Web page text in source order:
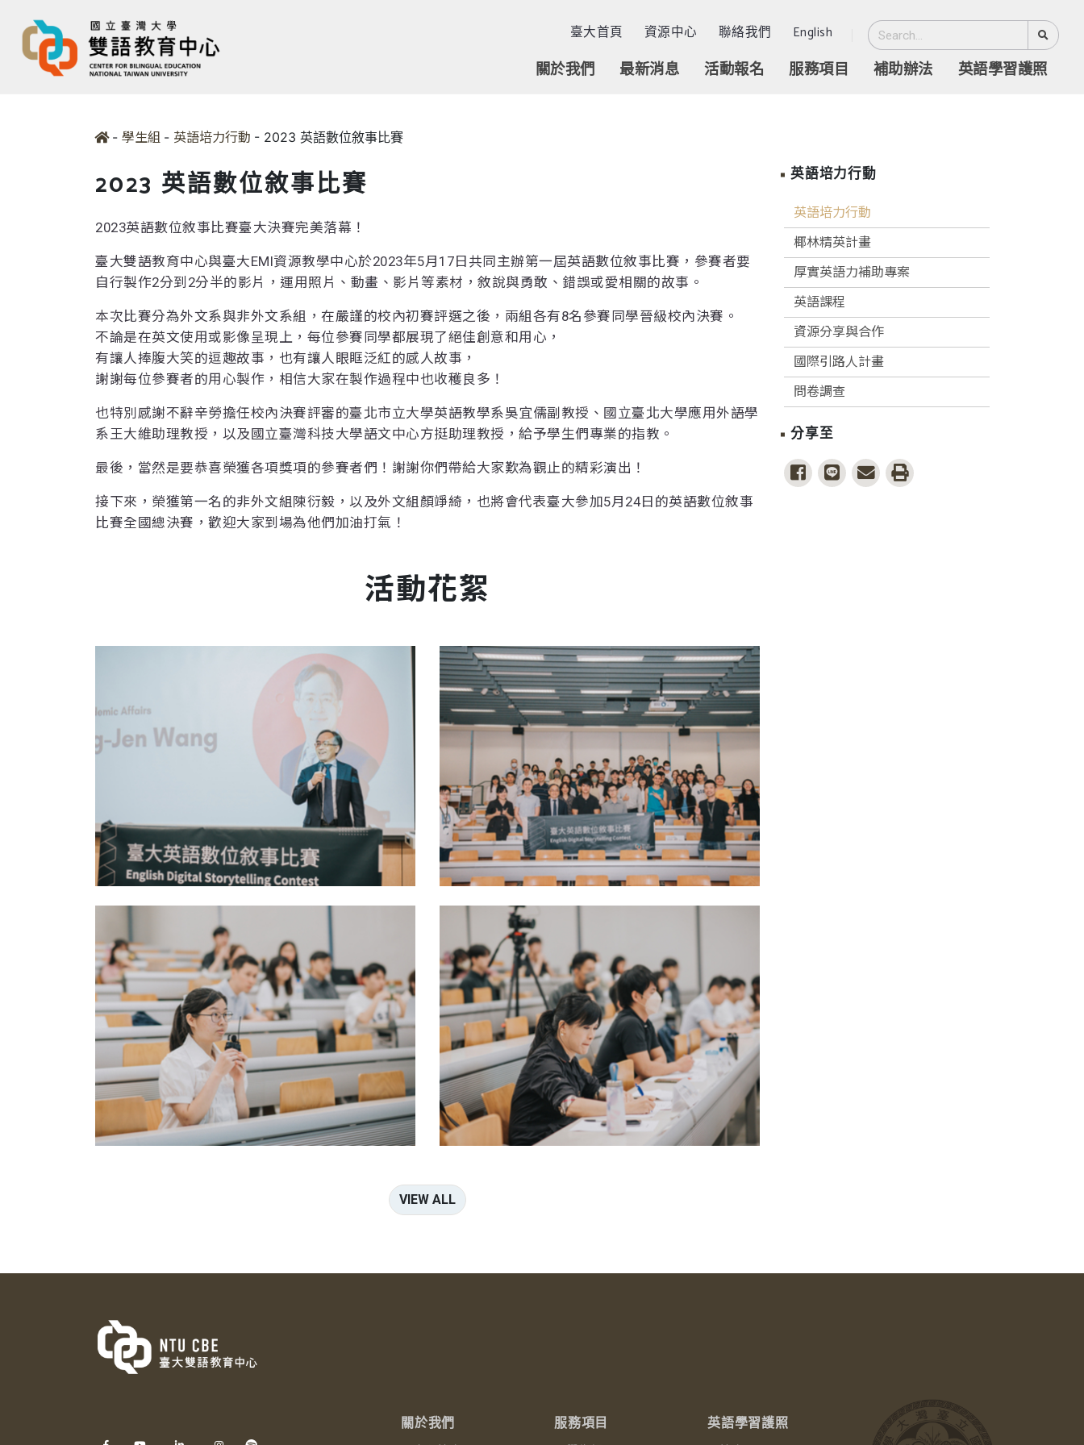
臺大首頁 資源中心 聯絡我們 English
關於我們 最新消息 活動報名 服務項目 補助辦法 英語學習護照
- 學生組 - 英語培力行動 - 2023 英語數位敘事比賽
英語培力行動
英語培力行動
椰林精英計畫
厚實英語力補助專案
英語課程
資源分享與合作
國際引路人計畫
問卷調查
分享至
share to facebook
share to line
share to email
print
2023 英語數位敘事比賽
2023英語數位敘事比賽臺大決賽完美落幕！
臺大雙語教育中心與臺大EMI資源教學中心於2023年5月17日共同主辦第一屆英語數位敘事比賽，參賽者要
自行製作2分到2分半的影片，運用照片、動畫、影片等素材，敘說與勇敢、錯誤或愛相關的故事。
本次比賽分為外文系與非外文系組，在嚴謹的校內初賽評選之後，兩組各有8名參賽同學晉級校內決賽。
不論是在英文使用或影像呈現上，每位參賽同學都展現了絕佳創意和用心，
有讓人捧腹大笑的逗趣故事，也有讓人眼眶泛紅的感人故事，
謝謝每位參賽者的用心製作，相信大家在製作過程中也收穫良多！
也特別感謝不辭辛勞擔任校內決賽評審的臺北市立大學英語教學系吳宜儒副教授、國立臺北大學應用外語學
系王大維助理教授，以及國立臺灣科技大學語文中心方挺助理教授，給予學生們專業的指教。
最後，當然是要恭喜榮獲各項獎項的參賽者們！謝謝你們帶給大家歎為觀止的精彩演出！
接下來，榮獲第一名的非外文組陳衍毅，以及外文組顏竫綺，也將會代表臺大參加5月24日的英語數位敘事
比賽全國總決賽，歡迎大家到場為他們加油打氣！
活動花絮
VIEW ALL
關於我們 服務項目 英語學習護照